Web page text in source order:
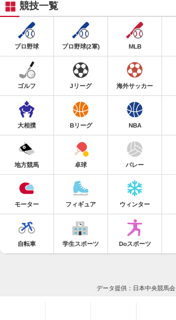
競技一覧
プロ野球 プロ野球(2軍) MLB
ゴルフ Jリーグ 海外サッカー
大相撲 Bリーグ NBA
地方競馬 卓球 バレー
モーター フィギュア ウィンター
自転車 学生スポーツ Doスポーツ
データ提供：日本中央競馬会